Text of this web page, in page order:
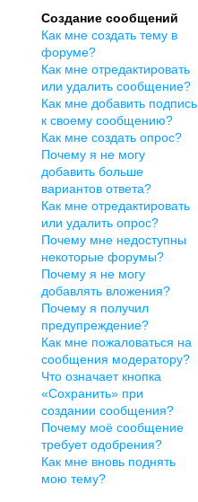
Создание сообщений
Как мне создать тему в
форуме?
Как мне отредактировать
или удалить сообщение?
Как мне добавить подпись
к своему сообщению?
Как мне создать опрос?
Почему я не могу
добавить больше
вариантов ответа?
Как мне отредактировать
или удалить опрос?
Почему мне недоступны
некоторые форумы?
Почему я не могу
добавлять вложения?
Почему я получил
предупреждение?
Как мне пожаловаться на
сообщения модератору?
Что означает кнопка
«Сохранить» при
создании сообщения?
Почему моё сообщение
требует одобрения?
Как мне вновь поднять
мою тему?